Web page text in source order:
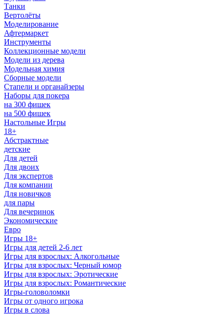
Танки
Вертолёты
Моделирование
Афтермаркет
Инструменты
Коллекционные модели
Модели из дерева
Модельная химия
Сборные модели
Стапели и органайзеры
Наборы для покера
на 300 фишек
на 500 фишек
Настольные Игры
18+
Абстрактные
детские
Для детей
Для двоих
Для экспертов
Для компании
Для новичков
для пары
Для вечеринок
Экономические
Евро
Игры 18+
Игры для детей 2-6 лет
Игры для взрослых: Алкогольные
Игры для взрослых: Черный юмор
Игры для взрослых: Эротические
Игры для взрослых: Романтические
Игры-головоломки
Игры от одного игрока
Игры в слова